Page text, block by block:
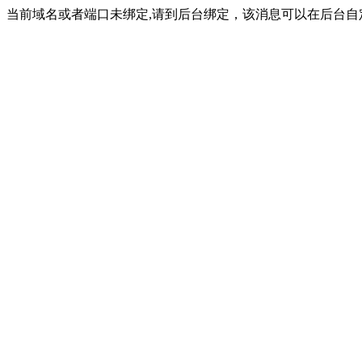
当前域名或者端口未绑定,请到后台绑定，该消息可以在后台自